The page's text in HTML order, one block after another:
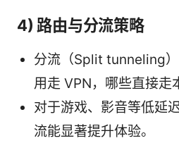
4) 路由与分流策略
分流（Split tunneling
用走 VPN，哪些直接走
对于游戏、影音等低延
流能显著提升体验。